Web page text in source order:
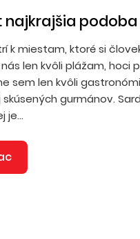
najkrajšia
k miestam, ktoré si
len kvôli plážam, hoci
sem len kvôli
gurmánov.
je...